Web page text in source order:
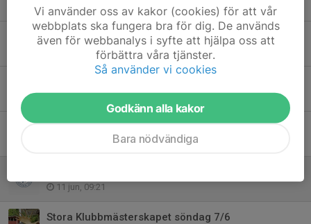
29 jul, 12:49
28 jul, 19:17
26 jul, 20:08
KT Viltmål på lördag 27/6
11 jun, 09:21
Stora Klubbmästerskapet söndag 7/6
Vi använder oss av kakor (cookies) för att vår
webbplats ska fungera bra för dig. De används
även för webbanalys i syfte att hjälpa oss att
förbättra våra tjänster.
Så använder vi cookies
Godkänn alla kakor
Bara nödvändiga